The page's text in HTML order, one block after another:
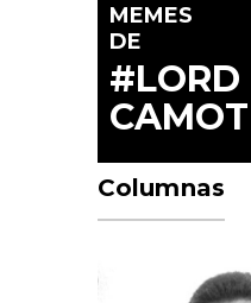
MEMES
DE
#LORD
Columnas